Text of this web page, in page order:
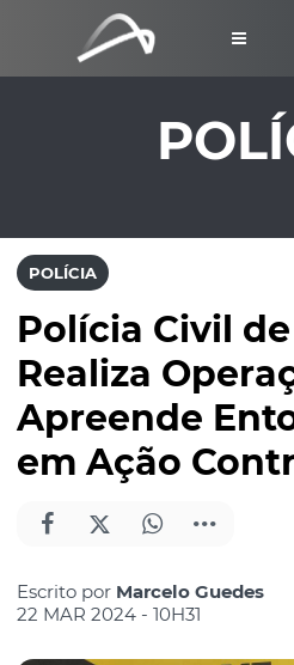
POLÍCIA
Polícia Civil
Realiza
Apreende
em Ação
Escrito por Marcelo Guedes
22 MAR 2024 - 10H31